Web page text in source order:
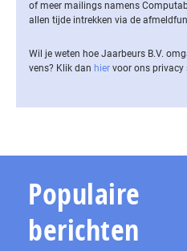
of meer mailings namens
allen tijde intrekken via de
Wil je weten hoe Jaarbeurs B.V.
vens? Klik dan hier voor ons privacy
Populaire
berichten